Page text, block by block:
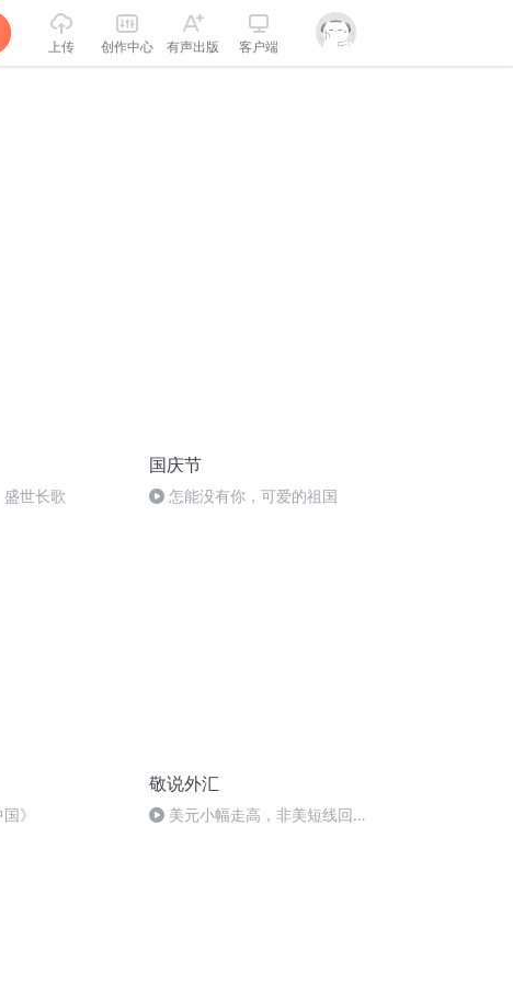
上传 创作中心 有声出版 客户端
盛世长歌
国庆节
怎能没有你，可爱的祖国
》
敬说外汇
美元小幅走高，非美短线回落